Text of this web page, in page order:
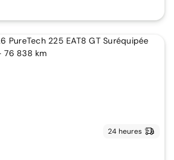
24 heures